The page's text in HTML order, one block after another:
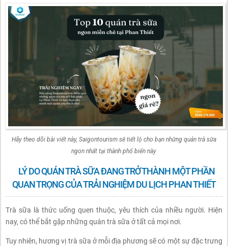
Hãy theo dõi bài viết này, Saigontourism sẽ tiết lộ cho bạn những quán trà sữa
ngon nhất tại thành phố biển này
LÝ DO QUÁN TRÀ SỮA ĐANG TRỞ THÀNH MỘT PHẦN
QUAN TRỌNG CỦA TRẢI NGHIỆM DU LỊCH PHAN THIẾT
Trà sữa là thức uống quen thuộc, yêu thích của nhiều người. Hiện
nay, có thể bắt gặp những quán trà sữa ở tất cả mọi nơi.
Tuy nhiên, hương vị trà sữa ở mỗi địa phương sẽ có một sự đặc trưng